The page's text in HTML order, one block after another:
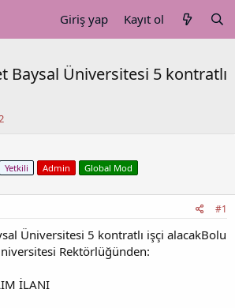
Giriş yap Kayıt ol
Baysal Üniversitesi 5 kontratlı
Yetkili Admin Global Mod
#1
Üniversitesi 5 kontratlı işçi alacakBolu
Rektörlüğünden:
İLANI